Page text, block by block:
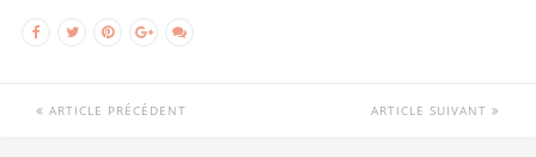
ARTICLE PRÉCÉDENT ARTICLE SUIVANT